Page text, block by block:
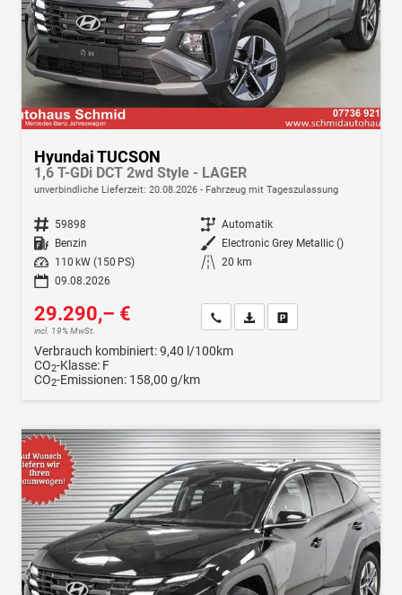
Hyundai TUCSON
1,6 T-GDi DCT 2wd Style - LAGER
unverbindliche Lieferzeit: 20.08.2026 Fahrzeug mit Tageszulassung
Fahrzeugnr. 59898 Getriebe Automatik
Kraftstoff Benzin Außenfarbe Electronic Grey Metallic ()
Leistung
110 kW (150 PS) Kilometerstand 20 km
09.08.2026
29.290,– €
incl. 19% MwSt.
Wir rufen Sie anFahrzeugexposé (PDF)
Verbrauch kombiniert:9,40 l/100km
CO2-Klasse: F
CO2-Emissionen: 158,00 g/km